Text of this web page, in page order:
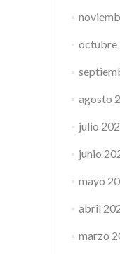
octubre
agosto
julio
junio
mayo
abril
marzo